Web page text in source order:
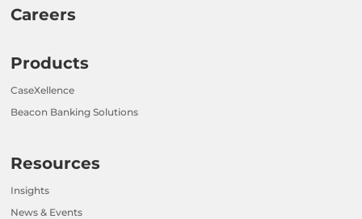
Careers
Products
CaseXellence
Beacon Banking Solutions
Resources
Insights
News & Events